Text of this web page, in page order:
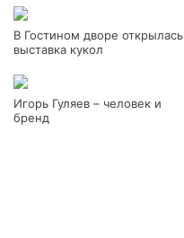
В Гостином дворе открылась
выставка кукол
Игорь Гуляев – человек и
бренд